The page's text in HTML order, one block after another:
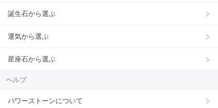
誕生石から選ぶ
運気から選ぶ
星座石から選ぶ
ヘルプ
パワーストーンについて